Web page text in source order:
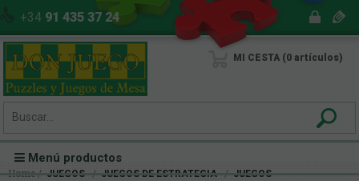
+34 91 435 37 24
MI CESTA 0 artículos
Menú productos
Home JUEGOS JUEGOS DE ESTRATEGIA
JUEGOS